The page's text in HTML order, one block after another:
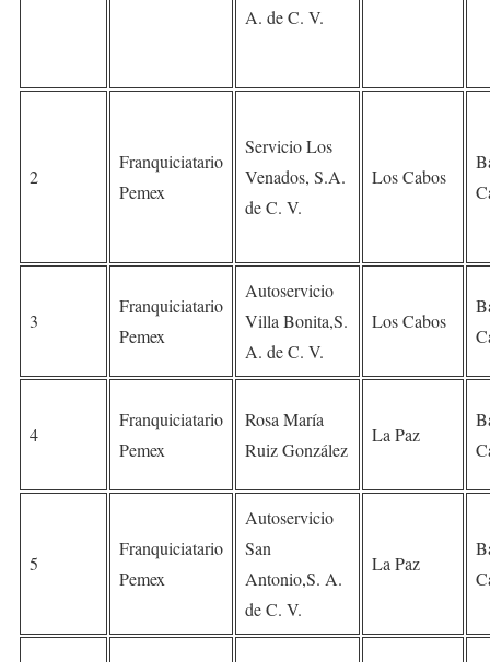
A. de C. V.
2
Franquiciatario
Pemex
Servicio Los
Venados, S.A.
de C. V.
Los Cabos
3
Franquiciatario
Pemex
Autoservicio
Villa Bonita,S.
A. de C. V.
Los Cabos
4
Franquiciatario
Pemex
Rosa María
Ruiz González
La Paz
5
Franquiciatario
Pemex
Autoservicio
San
Antonio,S. A.
de C. V.
La Paz